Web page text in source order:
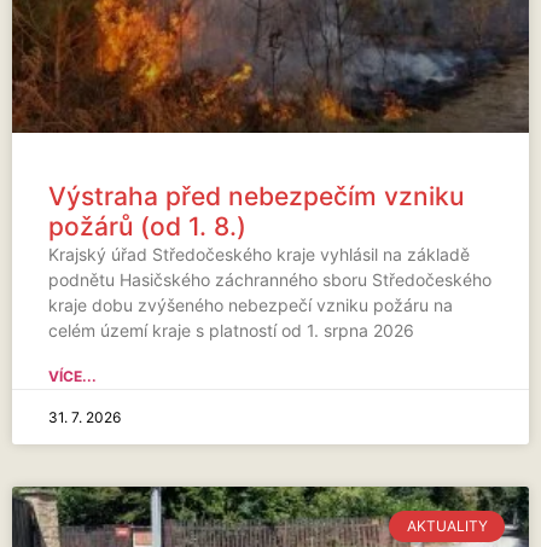
Výstraha před nebezpečím vzniku
požárů (od 1. 8.)
Krajský úřad Středočeského kraje vyhlásil na základě
podnětu Hasičského záchranného sboru Středočeského
kraje dobu zvýšeného nebezpečí vzniku požáru na
celém území kraje s platností od 1. srpna 2026
VÍCE...
31. 7. 2026
AKTUALITY